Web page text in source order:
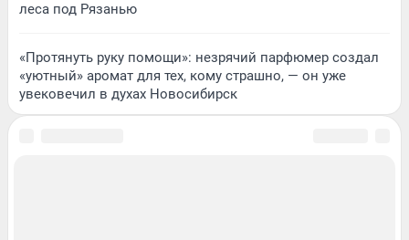
леса под Рязанью
«Протянуть руку помощи»: незрячий парфюмер создал
«уютный» аромат для тех, кому страшно, — он уже
увековечил в духах Новосибирск